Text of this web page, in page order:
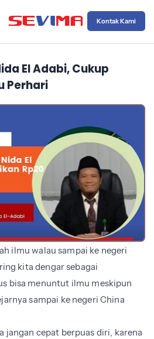
Kontak Kami
El Adabi, Cukup
Perhari
ilmu walau sampai ke negeri
kita dengar sebagai
bisa menuntut ilmu meskipun
sampai ke negeri China
jangan cepat berpuas diri, karena